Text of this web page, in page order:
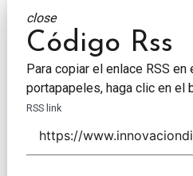
close
Código Rss
Para copiar el enlace RSS en
portapapeles, haga clic en el
RSS link